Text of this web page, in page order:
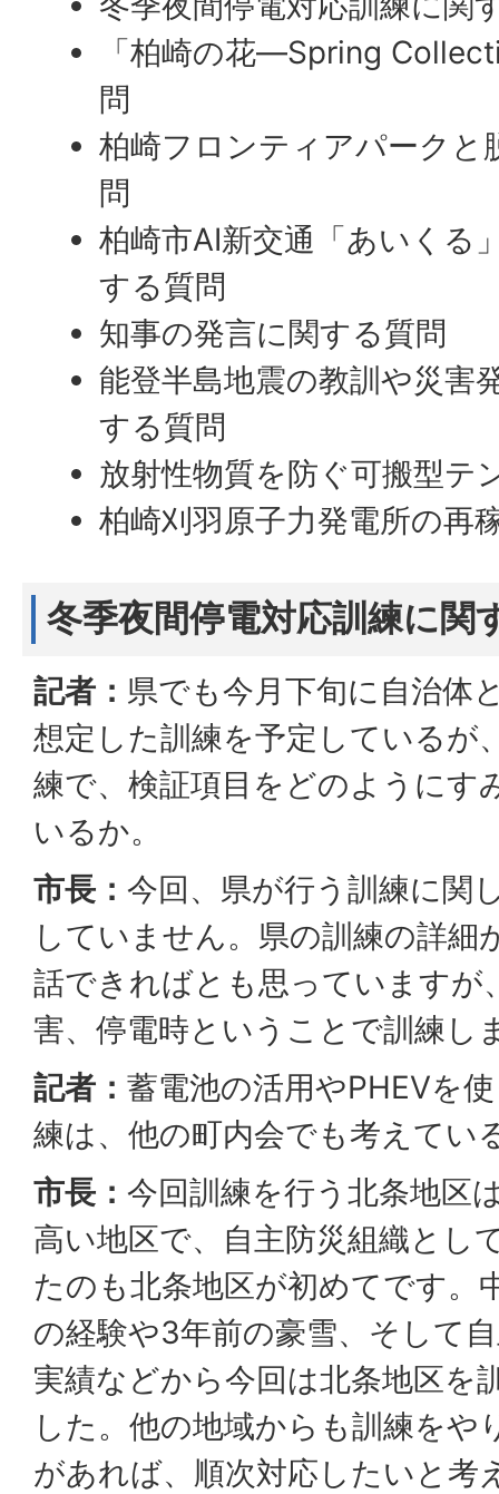
「柏崎の花―Spring
問
柏崎フロンティアパークと
問
柏崎市AI新交通「あいくる
する質問
知事の発言に関する質問
能登半島地震の教訓や災害
する質問
放射性物質を防ぐ可搬型テ
柏崎刈羽原子力発電所の再
冬季夜間停電対応訓練に関
記者： 県でも今月下旬に自治体
想定した訓練を予定しているが
練で、検証項目をどのようにす
いるか。
市長： 今回、県が行う訓練に関
していません。県の訓練の詳細
話できればとも思っていますが
害、停電時ということで訓練し
記者： 蓄電池の活用やPHEVを
練は、他の町内会でも考えてい
市長： 今回訓練を行う北条地区
高い地区で、自主防災組織とし
たのも北条地区が初めてです。
の経験や3年前の豪雪、そして
実績などから今回は北条地区を
した。他の地域からも訓練をや
があれば、順次対応したいと考